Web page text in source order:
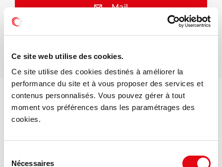
Ce site web utilise des cookies.
Ce site utilise des cookies destinés à améliorer la
performance du site et à vous proposer des services et
contenus personnalisés. Vous pouvez gérer à tout
moment vos préférences dans les paramétrages des
cookies.
Nécessaires
Mail
DPE - GES
Consommation énergétique :
Diagnostic en cours de réalisation